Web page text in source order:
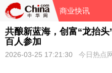
商业快讯
共酿新蓝海，创富“龙抬
百人参加
2026-03-25 17:21:30 今日热点